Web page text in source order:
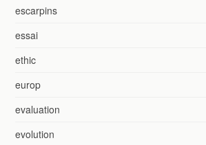
escarpins
essai
ethic
europ
evaluation
evolution